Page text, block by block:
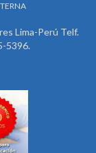
Lima-Perú Telf.
5396.